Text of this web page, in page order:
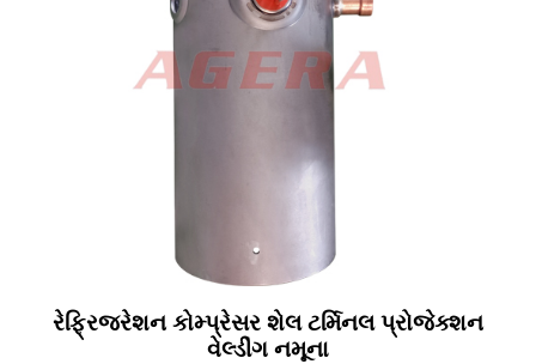
રેફ્રિજરેશન કોમ્પ્રેસર શેલ ટર્મિનલ પ્રોજેક્શન
વેલ્ડીંગ નમૂના